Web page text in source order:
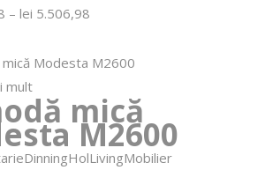
– lei 5.506,98
până
la
mult
mică
M2600
DinningHolLivingMobilier